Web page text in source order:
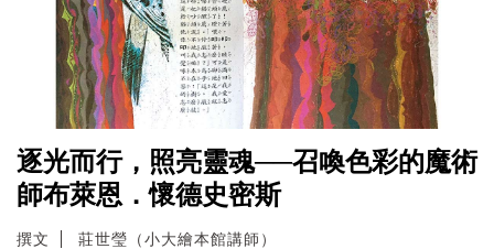
逐光而行，照亮靈魂──召喚色彩的魔術
師布萊恩．懷德史密斯
撰文 莊世瑩（小大繪本館講師）